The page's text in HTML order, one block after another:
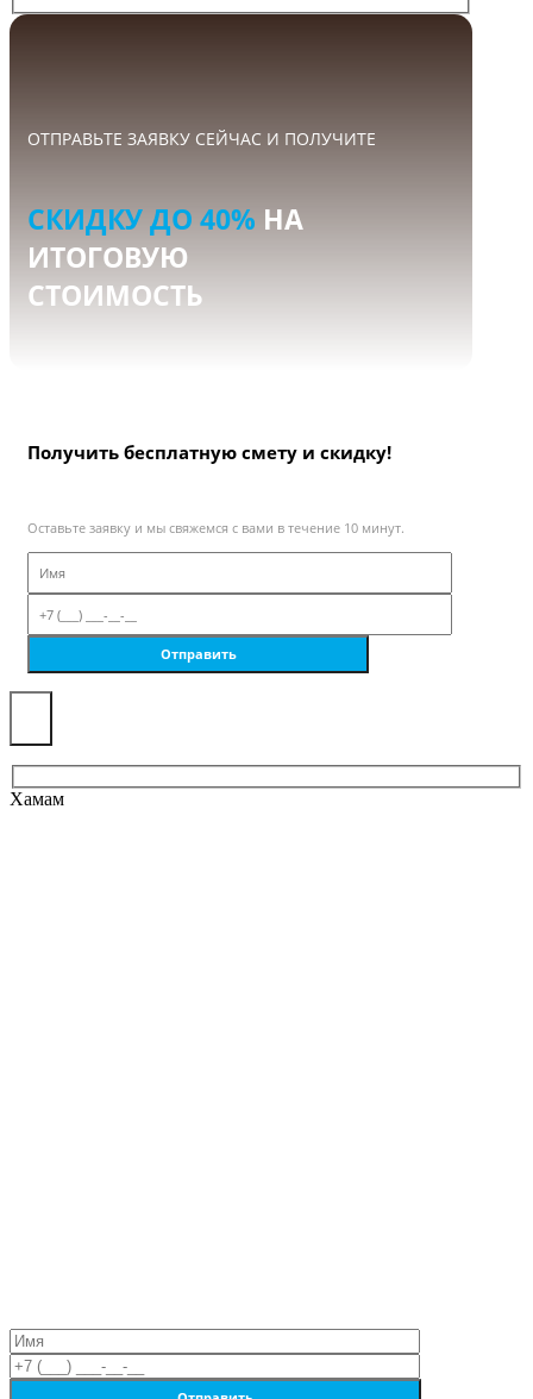
ОТПРАВЬТЕ ЗАЯВКУ СЕЙЧАС И ПОЛУЧИТЕ
СКИДКУ ДО 40% НА
ИТОГОВУЮ
СТОИМОСТЬ
Получить бесплатную смету и скидку!
Оставьте заявку и мы свяжемся с вами в течение 10 минут.
Хамам